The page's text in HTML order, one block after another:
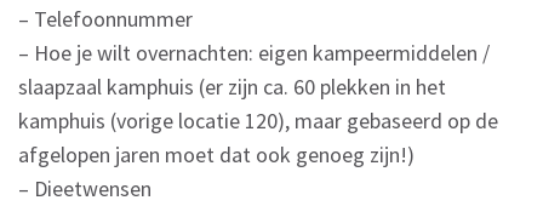
– Telefoonnummer
– Hoe je wilt overnachten: eigen kampeermiddelen /
slaapzaal kamphuis (er zijn ca. 60 plekken in het
kamphuis (vorige locatie 120), maar gebaseerd op de
afgelopen jaren moet dat ook genoeg zijn!)
– Dieetwensen